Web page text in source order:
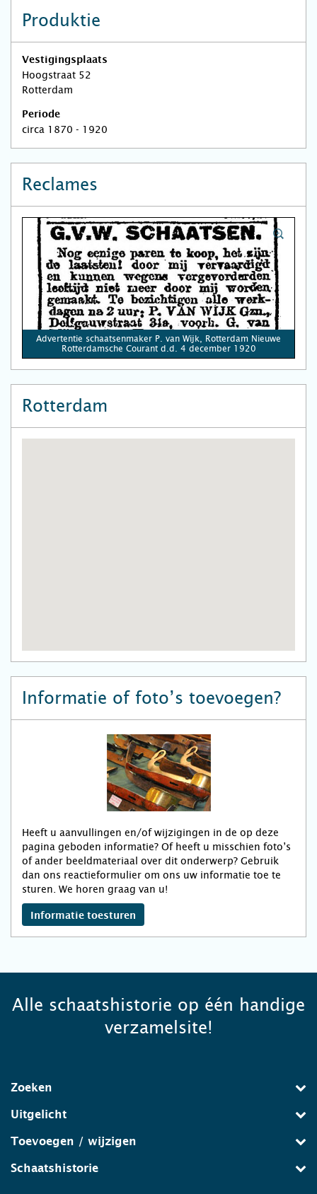
Produktie
Vestigingsplaats
Hoogstraat 52
Rotterdam
Periode
circa 1870 - 1920
Reclames
Advertentie schaatsenmaker P. van Wijk, Rotterdam Nieuwe
Rotterdamsche Courant d.d. 4 december 1920
Rotterdam
Informatie of foto’s toevoegen?
Heeft u aanvullingen en/of wijzigingen in de op deze
pagina geboden informatie? Of heeft u misschien foto’s
of ander beeldmateriaal over dit onderwerp? Gebruik
dan ons reactieformulier om ons uw informatie toe te
sturen. We horen graag van u!
Informatie toesturen
Alle schaatshistorie op één handige
verzamelsite!
Zoeken
Uitgelicht
Toevoegen / wijzigen
Schaatshistorie